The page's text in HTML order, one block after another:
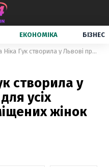
ЕКОНОМІКА БІЗНЕС
Стилістка Ніка Гук створила у Львові притулок для усіх вимушено переміщених жінок та дітей
створила у
усіх
жінок